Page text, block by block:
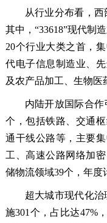
从行业分布看，西
其中，“33618”现代制
20个行业大类之首，
代电子信息制造业、
及农产品加工、生物医
内陆开放国际合作
个，包括铁路、交通
通干线公路等，主要
工、高速公路网络加
储物流领域39个，年度
超大城市现代化
施301个，占比达47%